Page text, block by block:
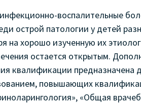
воспалительные
острой патологии у детей
на хорошо изученную их
остается открытым.
квалификации предназначена
повышающих
«Общая